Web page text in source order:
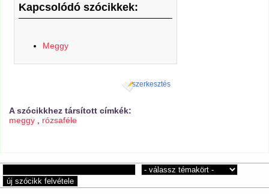
Kapcsolódó szócikkek:
Meggy
szerkesztés
A szócikkhez társított címkék:
meggy
rózsaféle